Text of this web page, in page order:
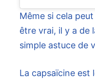
Même si cela
être vrai, il y a de
simple astuce de
La capsaïcine est